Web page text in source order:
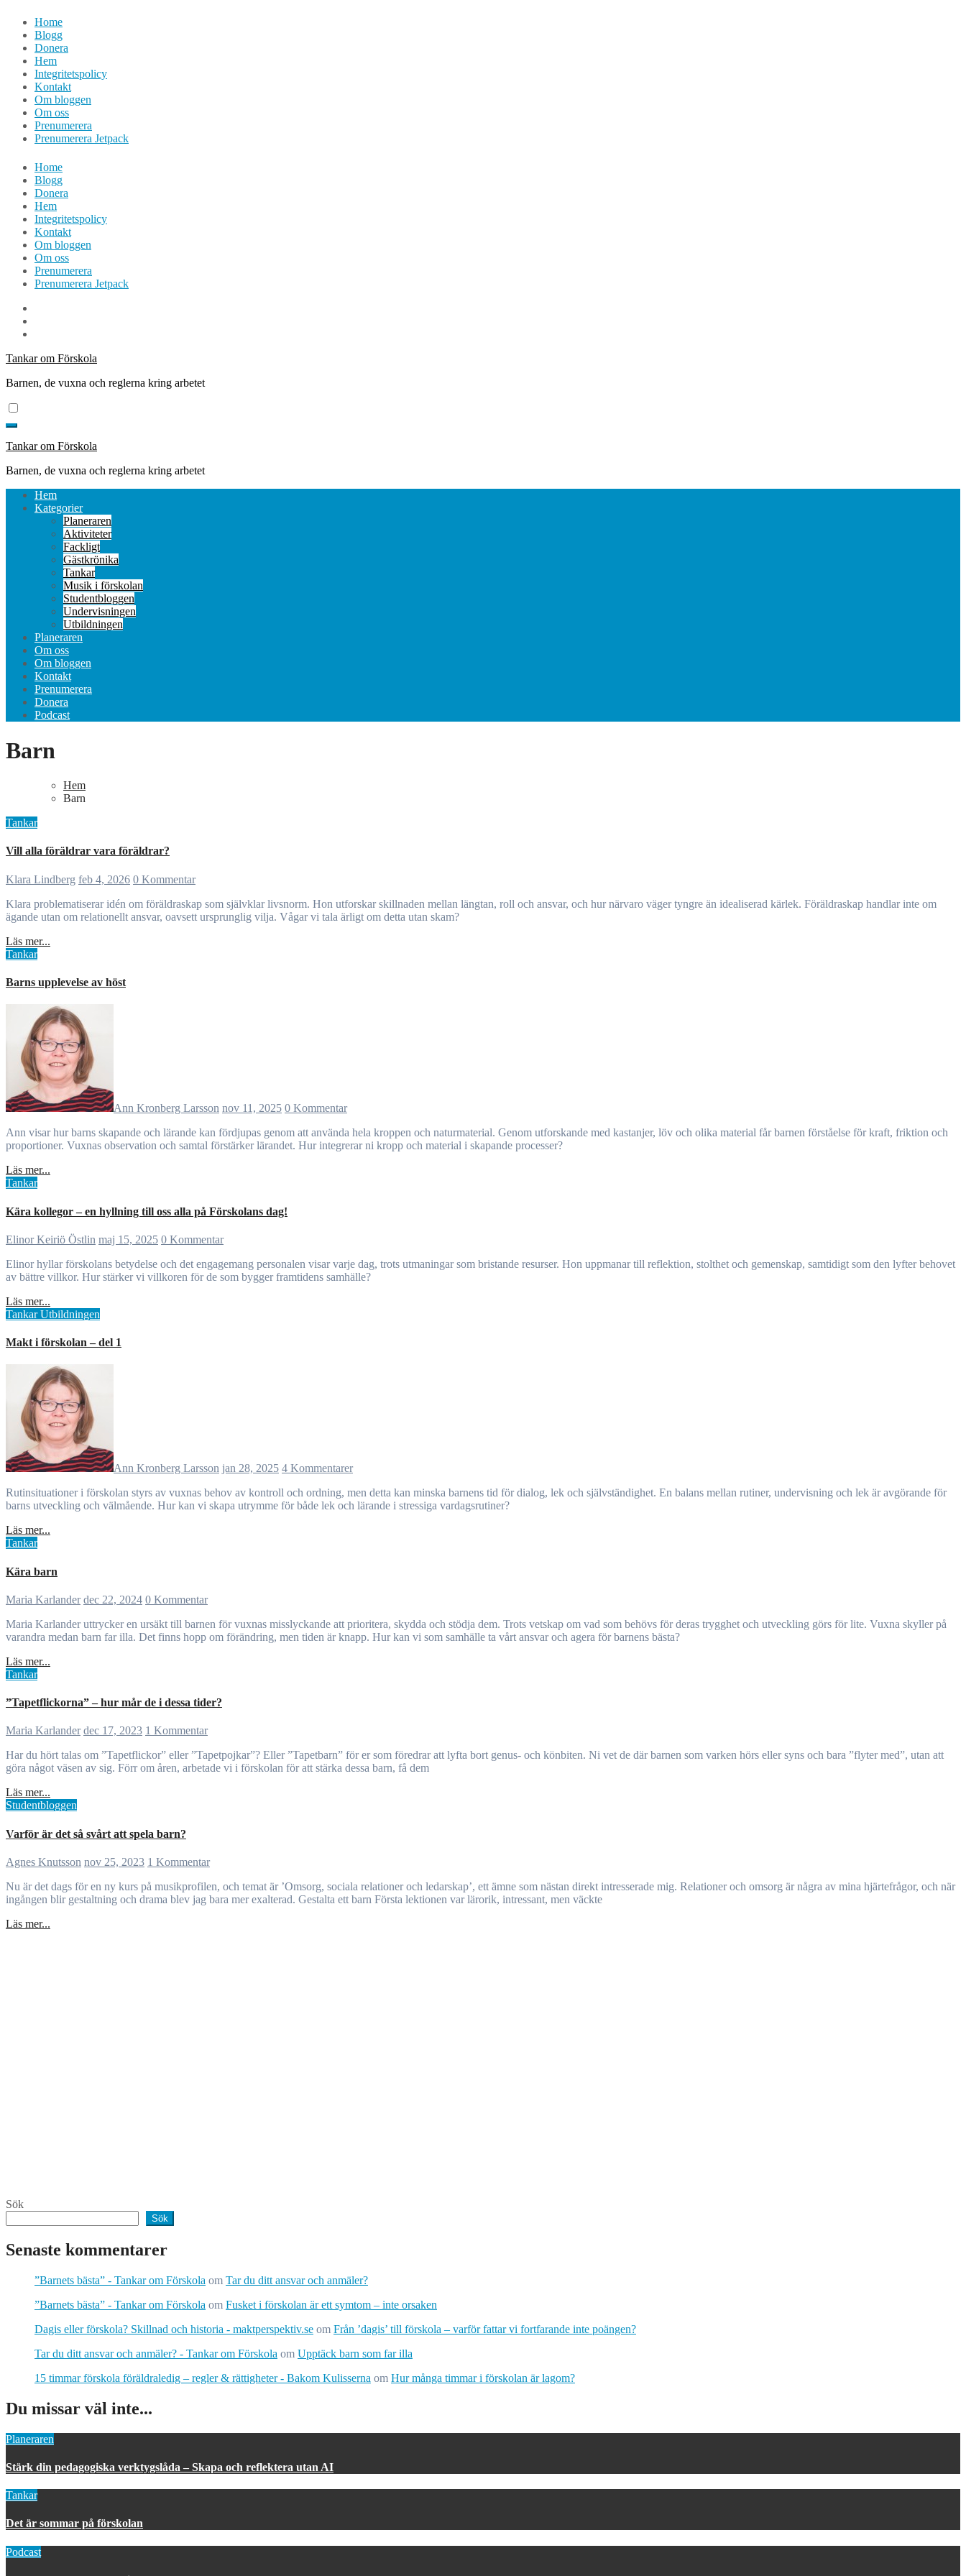
Hoppa
innehåll
Home
Blogg
Donera
Hem
Integritetspolicy
Kontakt
Om bloggen
Om oss
Prenumerera
Prenumerera Jetpack
Home
Blogg
Donera
Hem
Integritetspolicy
Kontakt
Om bloggen
Om oss
Prenumerera
Prenumerera Jetpack
Tankar om Förskola
Barnen, de vuxna och reglerna kring arbetet
Tankar om Förskola
Barnen, de vuxna och reglerna kring arbetet
Hem
Kategorier
Planeraren
Aktiviteter
Fackligt
Gästkrönika
Tankar
Musik i förskolan
Studentbloggen
Undervisningen
Utbildningen
Planeraren
Om oss
Om bloggen
Kontakt
Prenumerera
Donera
Podcast
Barn
Hem
Barn
Tankar
Vill alla föräldrar vara föräldrar?
Klara Lindberg feb 4, 2026 0 Kommentar
Klara problematiserar idén om föräldraskap som självklar livsnorm. Hon utforskar skillnaden mellan längtan, roll och ansvar, och hur närvaro väger tyngre än idealiserad kärlek. Föräldraskap handlar inte om
ägande utan om relationellt ansvar, oavsett ursprunglig vilja. Vågar vi tala ärligt om detta utan skam?
Läs mer...
Tankar
Barns upplevelse av höst
Ann Kronberg Larsson nov 11, 2025 0 Kommentar
Ann visar hur barns skapande och lärande kan fördjupas genom att använda hela kroppen och naturmaterial. Genom utforskande med kastanjer, löv och olika material får barnen förståelse för kraft, friktion och
proportioner. Vuxnas observation och samtal förstärker lärandet. Hur integrerar ni kropp och material i skapande processer?
Läs mer...
Tankar
Kära kollegor – en hyllning till oss alla på Förskolans dag!
Elinor Keiriö Östlin maj 15, 2025 0 Kommentar
Elinor hyllar förskolans betydelse och det engagemang personalen visar varje dag, trots utmaningar som bristande resurser. Hon uppmanar till reflektion, stolthet och gemenskap, samtidigt som den lyfter behovet
av bättre villkor. Hur stärker vi villkoren för de som bygger framtidens samhälle?
Läs mer...
TankarUtbildningen
Makt i förskolan – del 1
Ann Kronberg Larsson jan 28, 2025 4 Kommentarer
Rutinsituationer i förskolan styrs av vuxnas behov av kontroll och ordning, men detta kan minska barnens tid för dialog, lek och självständighet. En balans mellan rutiner, undervisning och lek är avgörande för
barns utveckling och välmående. Hur kan vi skapa utrymme för både lek och lärande i stressiga vardagsrutiner?
Läs mer...
Tankar
Kära barn
Maria Karlander dec 22, 2024 0 Kommentar
Maria Karlander uttrycker en ursäkt till barnen för vuxnas misslyckande att prioritera, skydda och stödja dem. Trots vetskap om vad som behövs för deras trygghet och utveckling görs för lite. Vuxna skyller på
varandra medan barn far illa. Det finns hopp om förändring, men tiden är knapp. Hur kan vi som samhälle ta vårt ansvar och agera för barnens bästa?
Läs mer...
Tankar
”Tapetflickorna” – hur mår de i dessa tider?
Maria Karlander dec 17, 2023 1 Kommentar
Har du hört talas om ”Tapetflickor” eller ”Tapetpojkar”? Eller ”Tapetbarn” för er som föredrar att lyfta bort genus- och könbiten. Ni vet de där barnen som varken hörs eller syns och bara ”flyter med”, utan att
göra något väsen av sig. Förr om åren, arbetade vi i förskolan för att stärka dessa barn, få dem
Läs mer...
Studentbloggen
Varför är det så svårt att spela barn?
Agnes Knutsson nov 25, 2023 1 Kommentar
Nu är det dags för en ny kurs på musikprofilen, och temat är ’Omsorg, sociala relationer och ledarskap’, ett ämne som nästan direkt intresserade mig. Relationer och omsorg är några av mina hjärtefrågor, och när
ingången blir gestaltning och drama blev jag bara mer exalterad. Gestalta ett barn Första lektionen var lärorik, intressant, men väckte
Läs mer...
Sök
Sök
Senaste kommentarer
”Barnets bästa” - Tankar om Förskola om Tar du ditt ansvar och anmäler?
”Barnets bästa” - Tankar om Förskola om Fusket i förskolan är ett symtom – inte orsaken
Dagis eller förskola? Skillnad och historia - maktperspektiv.se om Från ’dagis’ till förskola – varför fattar vi fortfarande inte poängen?
Tar du ditt ansvar och anmäler? - Tankar om Förskola om Upptäck barn som far illa
15 timmar förskola föräldraledig – regler & rättigheter - Bakom Kulisserna om Hur många timmar i förskolan är lagom?
Du missar väl inte...
Planeraren
Stärk din pedagogiska verktygslåda – Skapa och reflektera utan AI
Tankar
Det är sommar på förskolan
Podcast